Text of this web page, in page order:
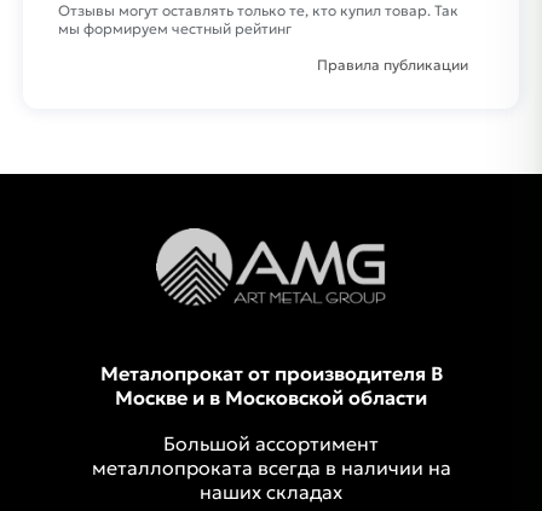
Отзывы могут оставлять только те, кто купил товар. Так
мы формируем честный рейтинг
Правила публикации
Металопрокат от производителя В
Москве и в Московской области
Большой ассортимент
металлопроката всегда в наличии на
наших складах